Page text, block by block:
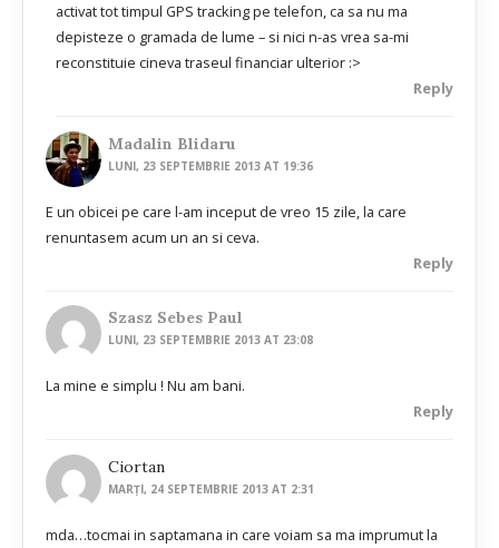
activat tot timpul GPS tracking pe telefon, ca sa nu ma
depisteze o gramada de lume – si nici n-as vrea sa-mi
reconstituie cineva traseul financiar ulterior :>
Reply
Madalin Blidaru
LUNI, 23 SEPTEMBRIE 2013 AT 19:36
E un obicei pe care l-am inceput de vreo 15 zile, la care
renuntasem acum un an si ceva.
Reply
Szasz Sebes Paul
LUNI, 23 SEPTEMBRIE 2013 AT 23:08
La mine e simplu ! Nu am bani.
Reply
Ciortan
MARȚI, 24 SEPTEMBRIE 2013 AT 2:31
mda…tocmai in saptamana in care voiam sa ma imprumut la